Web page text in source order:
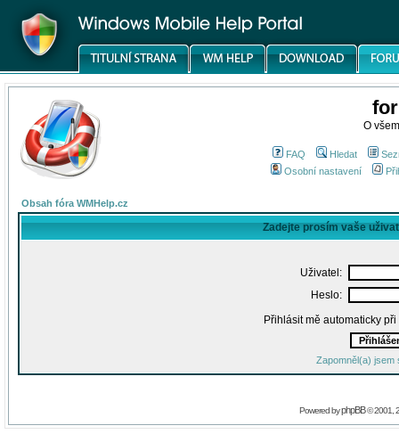
O
FAQ Hledat
Osobní nastavení
Obsah fóra WMHelp.cz
Zadejte prosím vaše
Uživatel:
Heslo:
Přihlásit mě automaticky
Zapomněl(a) jsem
Powered byphpBB© 2001,